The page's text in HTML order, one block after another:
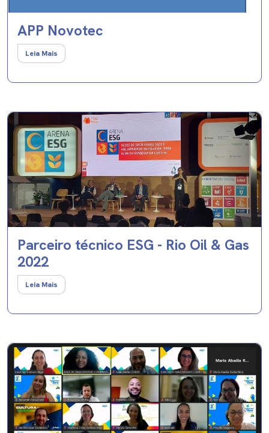
APP Novotec
Leia Mais
Parceiro técnico ESG - Rio Oil & Gas
2022
Leia Mais